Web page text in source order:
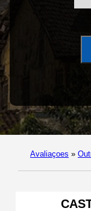
Avaliaçoes »